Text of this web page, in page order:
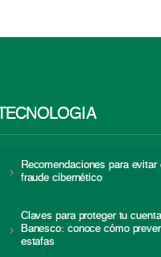
TECNOLOGÍA
Recomendaciones para evitar
fraude cibernético
Claves para proteger tu cuenta
Banesco: conoce cómo
estafas